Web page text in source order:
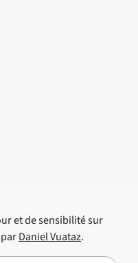
et de sensibilité sur
Daniel Vuataz.